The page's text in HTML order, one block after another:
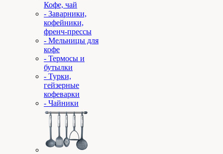
Кофе, чай
- Заварники,
кофейники,
френч-прессы
- Мельницы для
кофе
- Термосы и
бутылки
- Турки,
гейзерные
кофеварки
- Чайники